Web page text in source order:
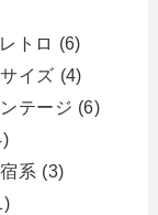
レトロ (6)
イズ (4)
テージ (6)
系 (3)